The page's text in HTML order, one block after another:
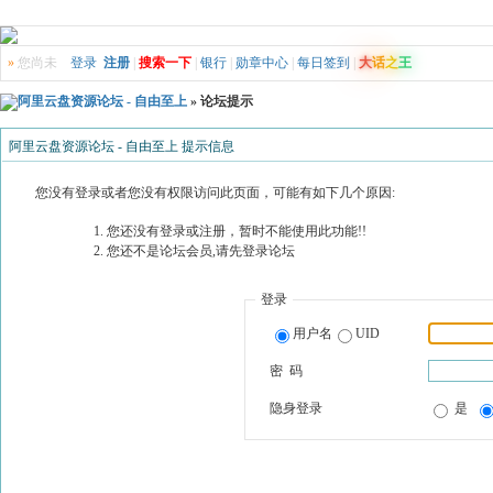
» 您尚未 登录 注册 搜索一下 银行 勋章中心 每日签到 大话之王
阿里云盘资源论坛 - 自由至上 » 论坛提示
阿里云盘资源论坛 - 自由至上 提示信息
您没有登录或者您没有权限访问此页面，可能有如下几个原因:
您还没有登录或注册，暂时不能使用此功能!!
您还不是论坛会员,请先登录论坛
登录
用户名 UID
密 码
隐身登录 是